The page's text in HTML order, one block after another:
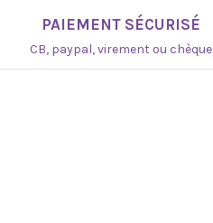
PAIEMENT SÉCURISÉ
CB, paypal, virement ou chèque